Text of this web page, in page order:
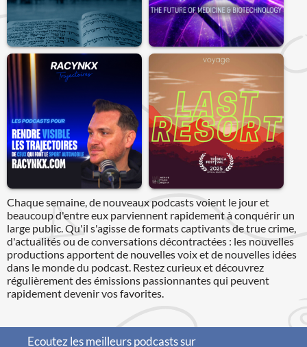
Chaque semaine, de nouveaux podcasts voient le jour et
beaucoup d'entre eux parviennent rapidement à conquérir un
large public. Qu'il s'agisse de formats captivants de true crime,
d'actualités ou de conversations décontractées : les nouvelles
productions apportent de nouvelles voix et de nouvelles idées
dans le monde du podcast. Restez curieux et découvrez
régulièrement des émissions passionnantes qui peuvent
rapidement devenir vos favorites.
Ecoutez les meilleurs podcasts sur